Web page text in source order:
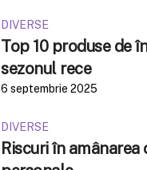
DIVERSE
Top 10 produse de
sezonul rece
6 septembrie 2025
DIVERSE
Riscuri în